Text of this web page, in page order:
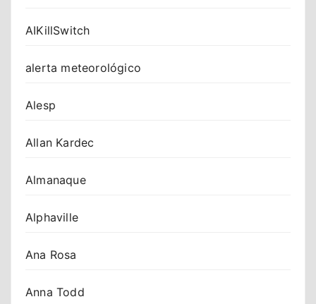
AIKillSwitch
alerta meteorológico
Alesp
Allan Kardec
Almanaque
Alphaville
Ana Rosa
Anna Todd